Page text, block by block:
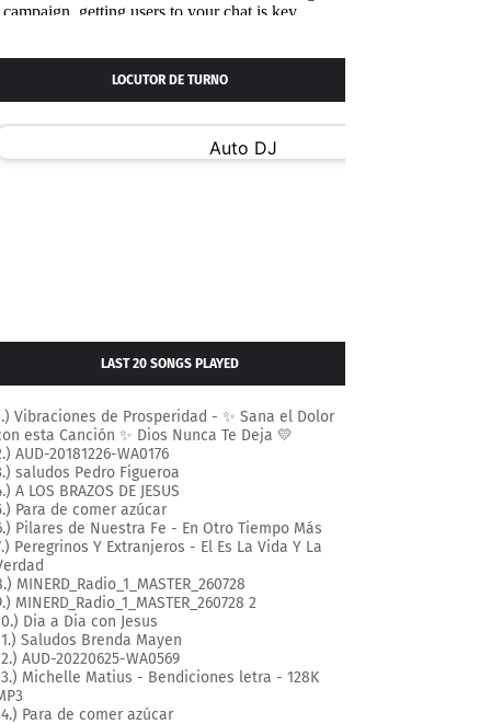
LOCUTOR DE TURNO
LAST 20 SONGS PLAYED
Vibraciones de Prosperidad - ✨ Sana el Dolor
esta Canción ✨ Dios Nunca Te Deja 💛
AUD-20181226-WA0176
saludos Pedro Figueroa
A LOS BRAZOS DE JESUS
Para de comer azúcar
Pilares de Nuestra Fe - En Otro Tiempo Más
Peregrinos Y Extranjeros - El Es La Vida Y La
MINERD_Radio_1_MASTER_260728
MINERD_Radio_1_MASTER_260728 2
Dia a Dia con Jesus
Saludos Brenda Mayen
AUD-20220625-WA0569
Michelle Matius - Bendiciones letra - 128K
Para de comer azúcar